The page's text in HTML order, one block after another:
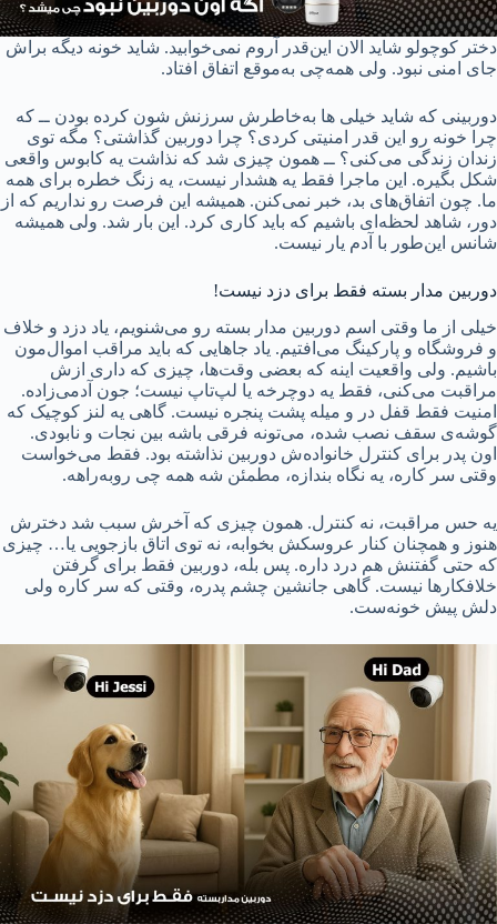
دختر کوچولو شاید الان این‌قدر آروم نمی‌خوابید. شاید خونه دیگه براش
جای امنی نبود. ولی همه‌چی به‌موقع اتفاق افتاد.
دوربینی که شاید خیلی‌ ها به‌خاطرش سرزنش‌ شون کرده بودن ــ که
چرا خونه رو این‌ قدر امنیتی کردی؟ چرا دوربین گذاشتی؟ مگه توی
زندان زندگی می‌کنی؟ ــ همون چیزی شد که نذاشت یه کابوس واقعی
شکل بگیره. این ماجرا فقط یه هشدار نیست، یه زنگ خطره برای همه‌
ما. چون اتفاق‌های بد، خبر نمی‌کنن. همیشه این فرصت رو نداریم که از
دور، شاهد لحظه‌ای باشیم که باید کاری کرد. این بار شد. ولی همیشه
شانس این‌طور با آدم یار نیست.
دوربین مدار بسته فقط برای دزد نیست!
خیلی از ما وقتی اسم دوربین مدار بسته رو می‌شنویم، یاد دزد و خلاف
و فروشگاه و پارکینگ می‌افتیم. یاد جاهایی که باید مراقب اموال‌مون
باشیم. ولی واقعیت اینه که بعضی وقت‌ها، چیزی که داری ازش
مراقبت می‌کنی، فقط یه دوچرخه یا لپ‌تاپ نیست؛ جون آدمی‌زاده.
امنیت فقط قفل در و میله پشت پنجره نیست. گاهی یه لنز کوچیک که
گوشه‌ی سقف نصب شده، می‌تونه فرقی باشه بین نجات و نابودی.
اون پدر برای کنترل خانواده‌ش دوربین نذاشته بود. فقط می‌خواست
وقتی سر کاره، یه نگاه بندازه، مطمئن شه همه چی روبه‌راهه.
یه حس مراقبت، نه کنترل. همون چیزی که آخرش سبب شد دخترش
هنوز و همچنان کنار عروسکش بخوابه، نه توی اتاق بازجویی یا… چیزی
که حتی گفتنش هم درد داره. پس بله، دوربین فقط برای گرفتن
خلافکارها نیست. گاهی جانشین چشم پدره، وقتی که سر کاره ولی
دلش پیش خونه‌ست.